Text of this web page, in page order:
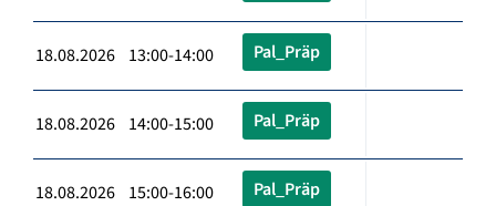
18.08.2026 13:00-14:00 Pal_Präp
18.08.2026 14:00-15:00 Pal_Präp
18.08.2026 15:00-16:00 Pal_Präp